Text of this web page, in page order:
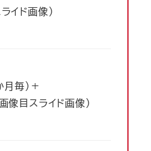
イド画像）
月毎）＋
像目スライド画像）